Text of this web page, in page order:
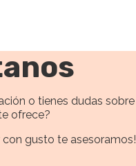
o tienes dudas sobre
ofrece?
con gusto te asesoramos!